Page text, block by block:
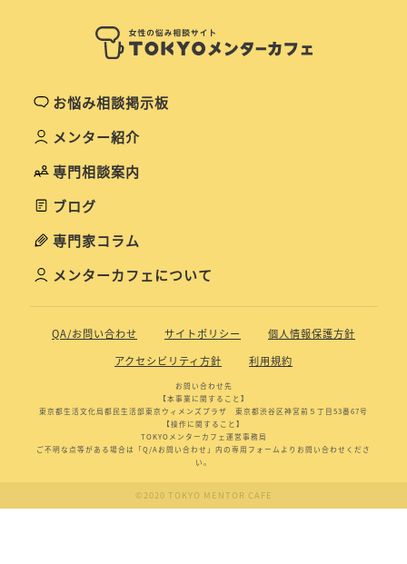
お悩み相談掲示板
メンター紹介
専門相談案内
ブログ
専門家コラム
メンターカフェについて
QA/お問い合わせ サイトポリシー
個人情報保護方針
アクセシビリティ方針
利用規約
お問い合わせ先
【本事業に関すること】
東京都生活文化局都民生活部東京ウィメンズプラザ 東京都渋谷区神宮前５丁目53番67号
【操作に関すること】
TOKYOメンターカフェ運営事務局
ご不明な点等がある場合は「Q/Aお問い合わせ」内の専用フォームよりお問い合わせくださ
い。
©2020 TOKYO MENTOR CAFE